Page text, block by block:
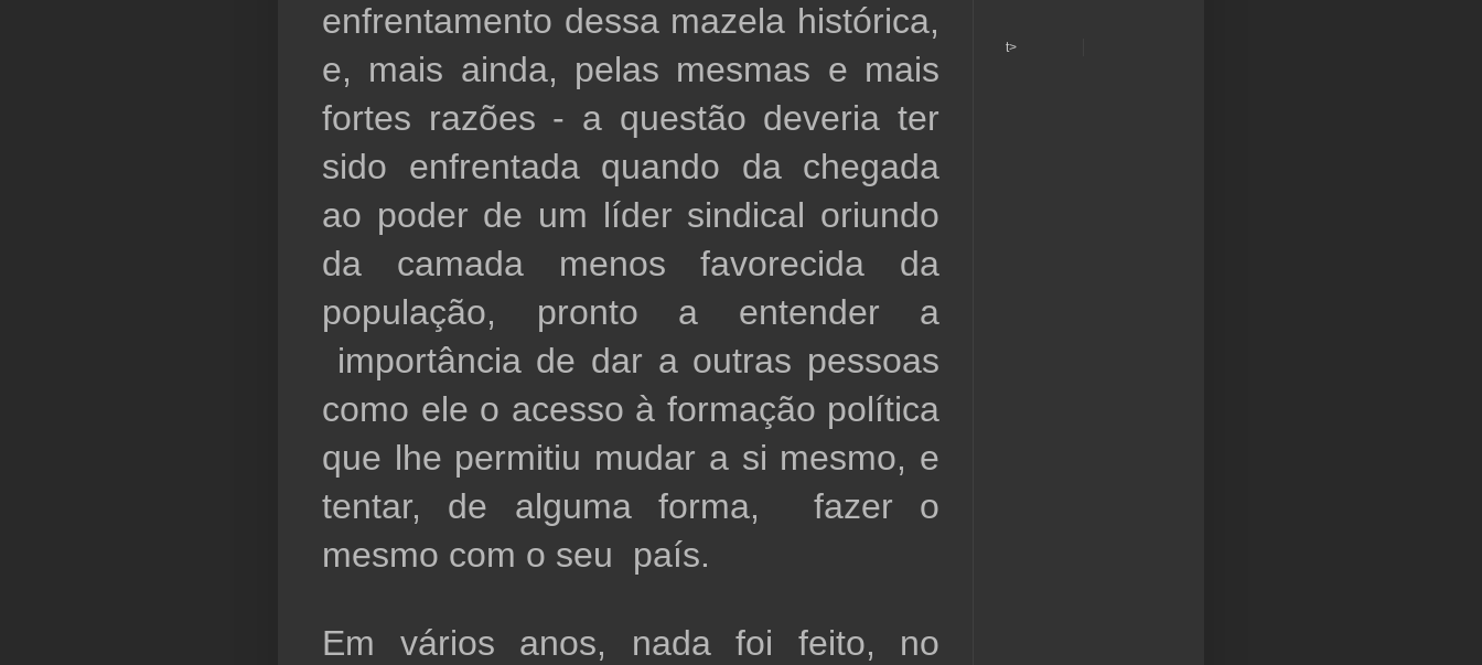
enfrentamento dessa mazela histórica,
e, mais ainda, pelas mesmas e mais
fortes razões - a questão deveria ter
sido enfrentada quando da chegada
ao poder de um líder sindical oriundo
da camada menos favorecida da
população, pronto a entender a
importância de dar a outras pessoas
como ele o acesso à formação política
que lhe permitiu mudar a si mesmo, e
tentar, de alguma forma,  fazer o
mesmo com o seu  país.
Em vários anos, nada foi feito, no
t>